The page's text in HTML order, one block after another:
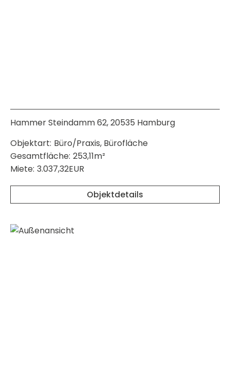
Hammer Steindamm 62, 20535 Hamburg
Objektart: Büro/Praxis, Bürofläche
Gesamtfläche: 253,11m²
Miete: 3.037,32EUR
Objektdetails